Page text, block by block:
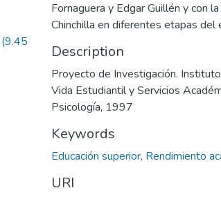
(9.45
Fornaguera y Edgar Guillén y con
Chinchilla en diferentes etapas del
Description
Proyecto de Investigación.
Vida Estudiantil y Servicios
Psicología, 1997
Keywords
Educación superior, Rendimiento
URI